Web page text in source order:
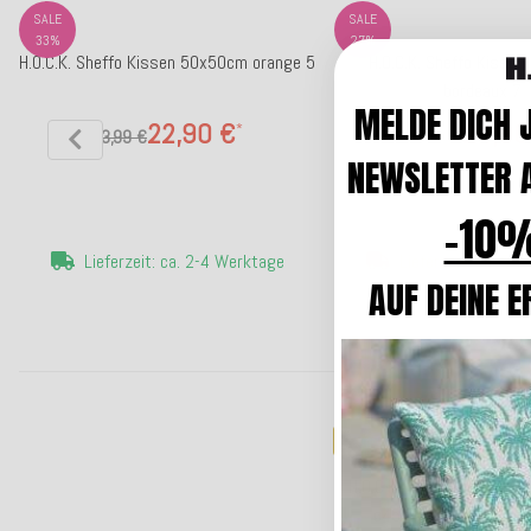
SALE
33%
H.O.C.K. Sheffo Kissen 50x50cm orange 5
22,90 €*
33,99 €
Lieferzeit: ca. 2-4 Werktage
SALE
27%
H.O.C.K. Sheffo
33,99 €
Lieferzeit: ca. 5-
Top bewertet
H.O.C.K. Nobile Samt
ø45x45cm lindgrün-
MELDE DICH
NEWSLETTER
-
AUF DEINE